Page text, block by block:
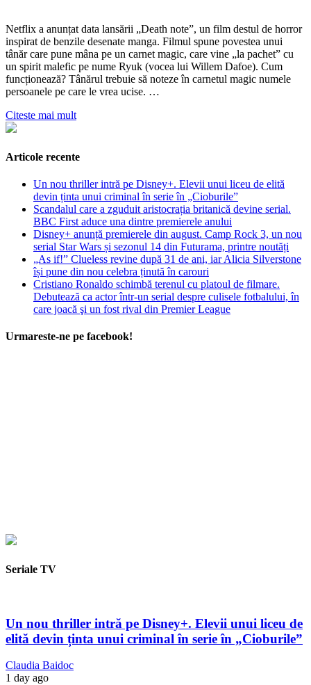
Netflix a anunțat data lansării „Death note”, un film destul de horror
inspirat de benzile desenate manga. Filmul spune povestea unui
tânăr care pune mâna pe un carnet magic, care vine „la pachet” cu
un spirit malefic pe nume Ryuk (vocea lui Willem Dafoe). Cum
funcționează? Tânărul trebuie să noteze în carnetul magic numele
persoanele pe care le vrea ucise. …
Citeste mai mult
Articole recente
Un nou thriller intră pe Disney+. Elevii unui liceu de elită
devin ținta unui criminal în serie în „Cioburile”
Scandalul care a zguduit aristocrația britanică devine serial.
BBC First aduce una dintre premierele anului
Disney+ anunță premierele din august. Camp Rock 3, un nou
serial Star Wars și sezonul 14 din Futurama, printre noutăți
„As if!” Clueless revine după 31 de ani, iar Alicia Silverstone
își pune din nou celebra ținută în carouri
Cristiano Ronaldo schimbă terenul cu platoul de filmare.
Debutează ca actor într-un serial despre culisele fotbalului, în
care joacă şi un fost rival din Premier League
Urmareste-ne pe facebook!
Seriale TV
Un nou thriller intră pe Disney+. Elevii unui liceu de
elită devin ținta unui criminal în serie în „Cioburile”
Claudia Baidoc
1 day ago